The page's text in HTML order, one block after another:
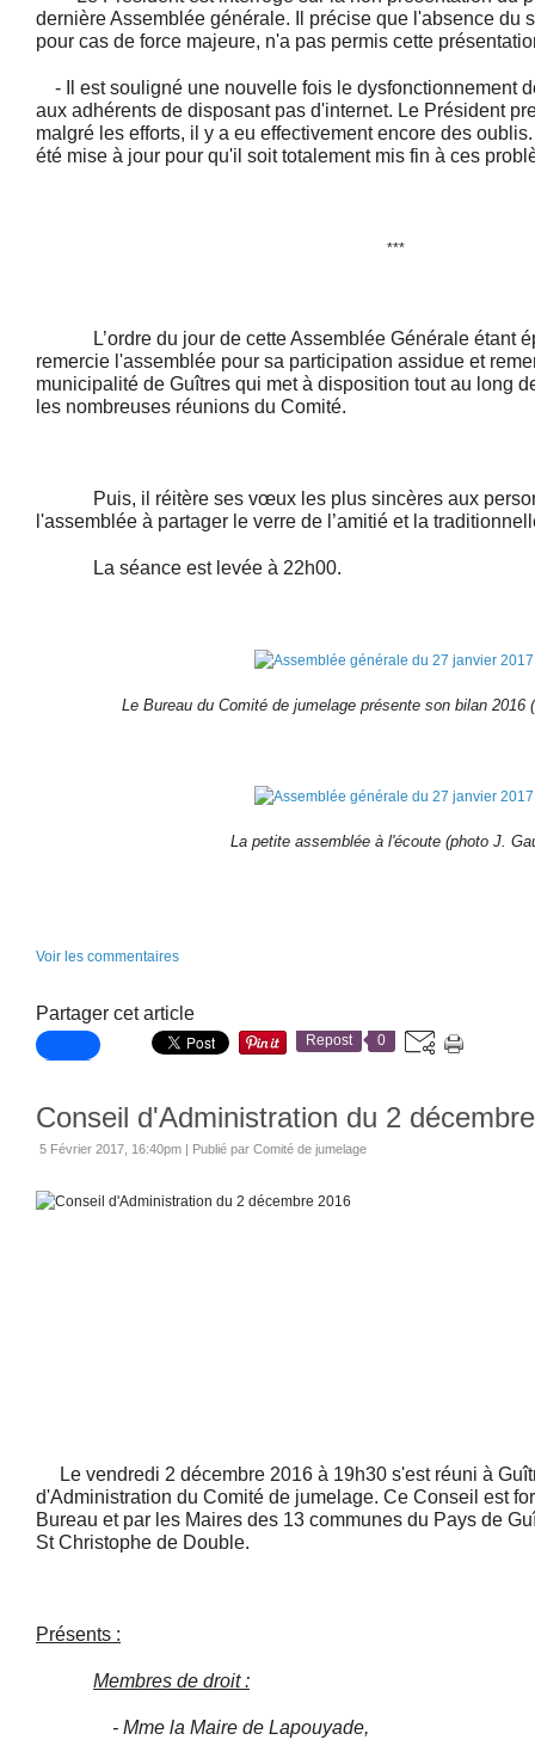
dernière Assemblée générale. Il précise que l'absence du
pour cas de force majeure, n'a pas permis cette
- Il est souligné une nouvelle fois le dysfonctionnement
aux adhérents de disposant pas d'internet. Le Président
malgré les efforts, il y a eu effectivement encore des
été mise à jour pour qu'il soit totalement mis fin à ces
***
L’ordre du jour de cette Assemblée Générale étant
remercie l'assemblée pour sa participation assidue et
municipalité de Guîtres qui met à disposition tout au long
les nombreuses réunions du Comité.
Puis, il réitère ses vœux les plus sincères aux
l'assemblée à partager le verre de l’amitié et la
La séance est levée à 22h00.
Le Bureau du Comité de jumelage présente son bilan 2016
La petite assemblée à l'écoute (photo J.
Voir les commentaires
Partager cet article
Repost 0
Conseil d'Administration du 2
5 Février 2017, 16:40pm Publié par Comité de jumelage
Le vendredi 2 décembre 2016 à 19h30 s'est réuni à
d'Administration du Comité de jumelage. Ce Conseil est
Bureau et par les Maires des 13 communes du Pays de
St Christophe de Double.
Présents :
Membres de droit :
- Mme la Maire de Lapouyade,